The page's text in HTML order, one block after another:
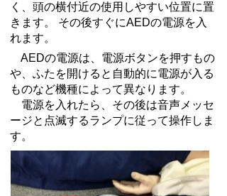
く、頭の横付近の使用しやすい位置に置
きます。 その後すぐにAEDの電源を入
れます。
AEDの電源は、電源ボタンを押すもの
や、ふたを開けると自動的に電源が入る
ものなど機種によって異なります。
電源を入れたら、その後は音声メッセ
ージと点滅するランプに従って操作しま
す。